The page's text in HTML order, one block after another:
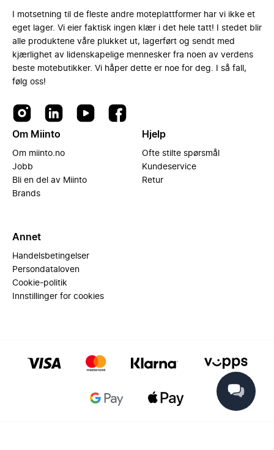
I motsetning til de fleste andre moteplattformer har vi ikke et
eget lager. Vi eier faktisk ingen klær i det hele tatt! I stedet blir
alle produktene våre plukket ut, lagerført og sendt med
kjærlighet av lidenskapelige mennesker fra noen av verdens
beste motebutikker. Vi håper dette er noe for deg. I så fall,
følg oss!
Om Miinto
Om miinto.no
Jobb
Bli en del av Miinto
Brands
Hjelp
Ofte stilte spørsmål
Kundeservice
Retur
Annet
Handelsbetingelser
Persondataloven
Cookie-politik
Innstillinger for cookies